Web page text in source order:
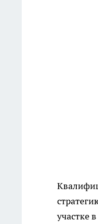
участке